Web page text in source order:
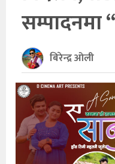
खेलकुद
अन्तर्राष्ट्रिय
थप
सम्पादनमा
बिरेन्द्र ओली